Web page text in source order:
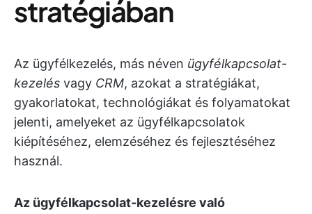
stratégiában
Az ügyfélkezelés, más néven ügyfélkapcsolat-
kezelés vagy CRM, azokat a stratégiákat,
gyakorlatokat, technológiákat és folyamatokat
jelenti, amelyeket az ügyfélkapcsolatok
kiépítéséhez, elemzéséhez és fejlesztéséhez
használ.
Az ügyfélkapcsolat-kezelésre való